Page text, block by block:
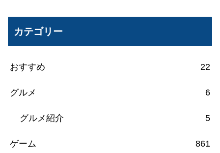
カテゴリー
おすすめ 22
グルメ 6
グルメ紹介 5
ゲーム 861